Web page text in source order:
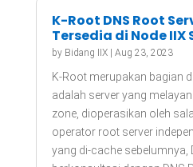
K-Root DNS Root
Tersedia di Node IIX
by Bidang IIX| Aug 23, 2023
K-Root merupakan bagian
adalah server yang
zone, dioperasikan oleh
operator root server
yang di-cache sebelumnya,